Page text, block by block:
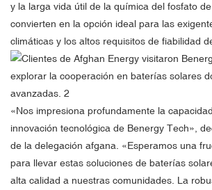
y la larga vida útil de la química del fosfato
convierten en la opción ideal para las
climáticas y los altos requisitos de fiabilidad
«Nos impresiona profundamente la
innovación tecnológica de Benergy Tech»,
de la delegación afgana. «Esperamos una
para llevar estas soluciones de baterías
alta calidad a nuestras comunidades. La